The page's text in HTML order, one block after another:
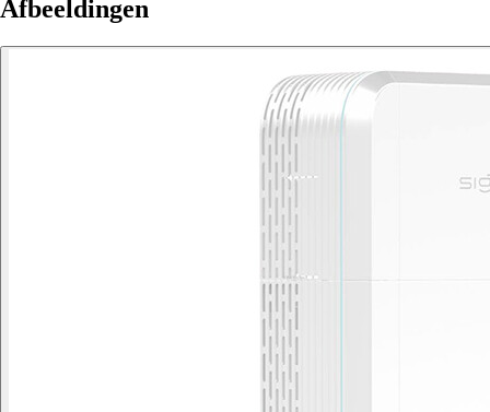
Afbeeldingen